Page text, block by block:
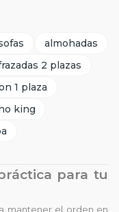
almohadas
2 plazas
1 plaza
king
para tu
mantener el orden en